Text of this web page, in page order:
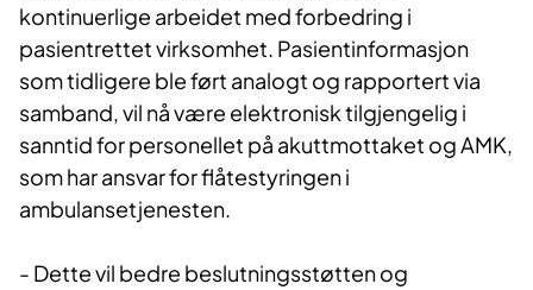
kontinuerlige arbeidet med forbedring i
pasientrettet virksomhet. Pasientinformasjon
som tidligere ble ført analogt og rapportert via
samband, vil nå være elektronisk tilgjengelig i
sanntid for personellet på akuttmottaket og AMK,
som har ansvar for flåtestyringen i
ambulansetjenesten.
- Dette vil bedre beslutningsstøtten og